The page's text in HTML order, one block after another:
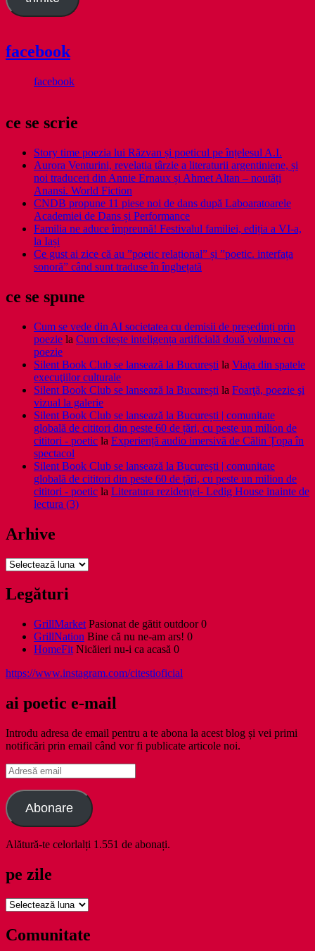
facebook
facebook
ce se scrie
Story time poezia lui Răzvan și poeticul pe înțelesul A.I.
Aurora Venturini, revelația târzie a literaturii argentiniene, și
noi traduceri din Annie Ernaux și Ahmet Altan – noutăți
Anansi. World Fiction
CNDB propune 11 piese noi de dans după Laboaratoarele
Academiei de Dans și Performance
Familia ne aduce împreună! Festivalul familiei, ediția a VI-a,
la Iași
Ce gust ai zice că au ”poetic relațional” și ”poetic. interfața
sonoră” când sunt traduse în înghețată
ce se spune
Cum se vede din AI societatea cu demisii de președinți prin
poezie la Cum citește inteligența artificială două volume cu
poezie
Silent Book Club se lansează la București la Viaţa din spatele
execuţiilor culturale
Silent Book Club se lansează la București la Foarţă, poezie şi
vizual la galerie
Silent Book Club se lansează la București | comunitate
globală de cititori din peste 60 de țări, cu peste un milion de
cititori - poetic la Experiență audio imersivă de Călin Țopa în
spectacol
Silent Book Club se lansează la București | comunitate
globală de cititori din peste 60 de țări, cu peste un milion de
cititori - poetic la Literatura rezidenţei- Ledig House inainte de
lectura (3)
Arhive
Arhive
Legături
GrillMarket Pasionat de gătit outdoor 0
GrillNation Bine că nu ne-am ars! 0
HomeFit Nicăieri nu-i ca acasă 0
https://www.instagram.com/citestioficial
ai poetic e-mail
Introdu adresa de email pentru a te abona la acest blog și vei primi
notificări prin email când vor fi publicate articole noi.
Adresă
email
Abonare
Alătură-te celorlalți 1.551 de abonați.
pe zile
pe
Comunitate